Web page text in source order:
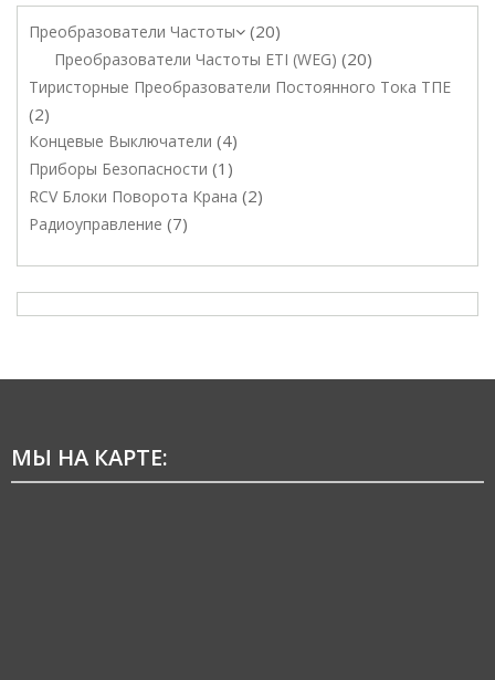
Преобразователи Частоты 20
Преобразователи Частоты ETI (WEG) 20
Тиристорные Преобразователи Постоянного Тока ТПЕ
2
Концевые Выключатели 4
Приборы Безопасности 1
RCV Блоки Поворота Крана 2
Радиоуправление 7
МЫ НА КАРТЕ: